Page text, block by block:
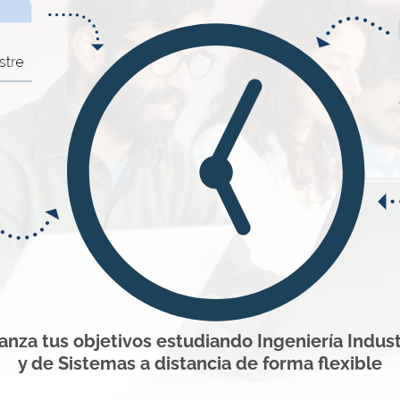
tus objetivos estudiando Ingeniería
y de Sistemas a distancia de forma flexible